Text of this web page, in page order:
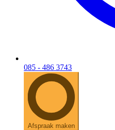
085 - 486 3743
Afspraak maken